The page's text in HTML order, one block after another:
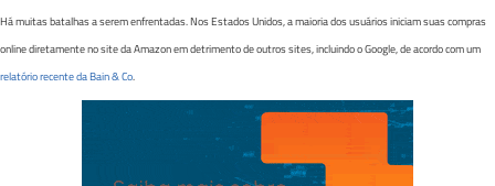
Há muitas batalhas a serem enfrentadas. Nos Estados Unidos, a maioria dos usuários iniciam suas compras
online diretamente no site da Amazon em detrimento de outros sites, incluindo o Google, de acordo com um
relatório recente da Bain & Co.